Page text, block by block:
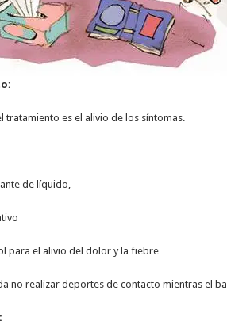
tratamiento es el alivio de los síntomas.
de líquido,
para el alivio del dolor y la fiebre
no realizar deportes de contacto mientras el